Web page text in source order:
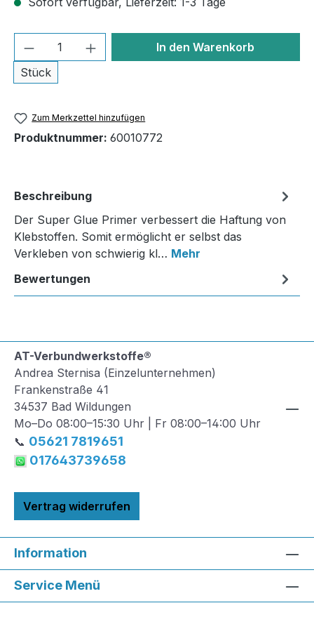
Produkt Anzahl: Gib den
Stück
In den Warenkorb
Zum Merkzettel hinzufügen
Produktnummer: 60010772
Beschreibung
Der Super Glue Primer verbessert die Haftung von
Klebstoffen. Somit ermöglicht er selbst das
Verkleben von schwierig kl… Mehr
Bewertungen
AT-Verbundwerkstoffe®
Andrea Sternisa (Einzelunternehmen)
Frankenstraße 41
34537 Bad Wildungen
Mo–Do 08:00–15:30 Uhr | Fr 08:00–14:00 Uhr
📞 05621 7819651
017643739658
Vertrag widerrufen
Information
Service Menü